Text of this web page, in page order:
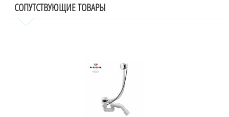
СОПУТСТВУЮЩИЕ ТОВАРЫ